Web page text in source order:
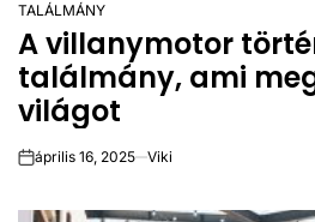
POSTED
IN
TALÁLMÁNY
A villanymotor
találmány, ami
világot
onáprilis 16, 2025 Viki